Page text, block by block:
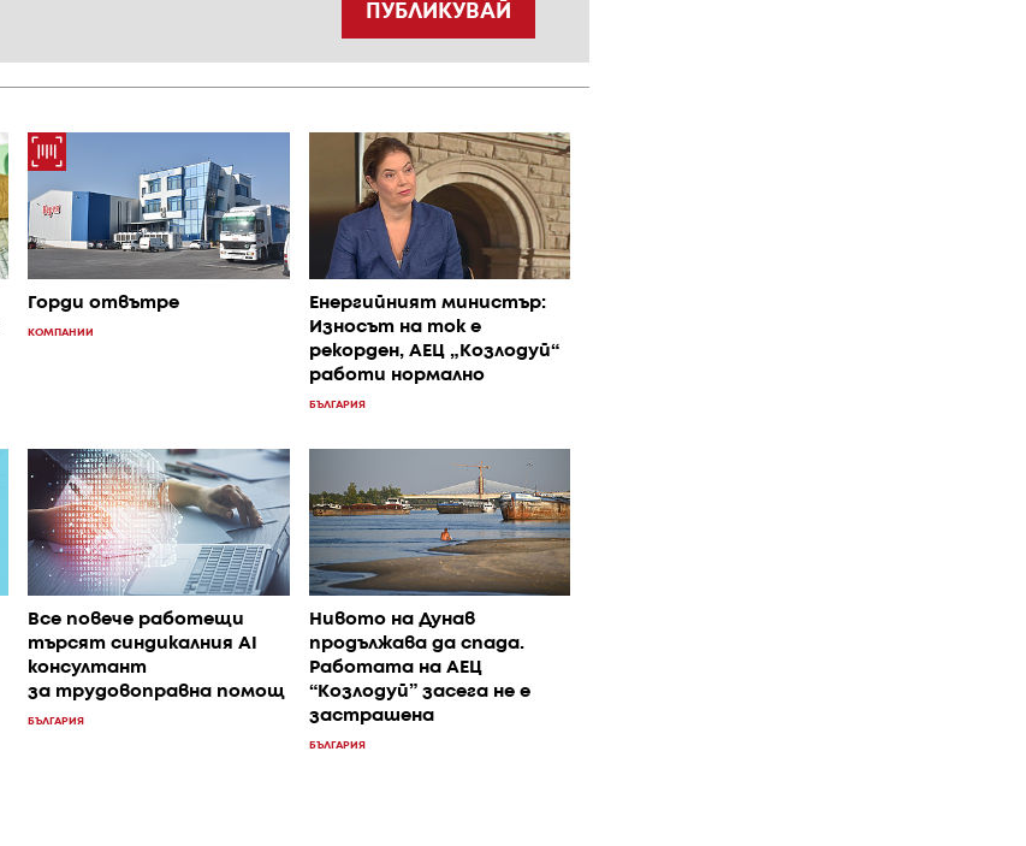
ПУБЛИКУВАЙ
Горди отвътре
КОМПАНИИ
Енергийният министър:
Износът на ток е
рекорден, АЕЦ „Козлодуй“
работи нормално
БЪЛГАРИЯ
Все повече работещи
търсят синдикалния AI
консултант
за трудовоправна помощ
БЪЛГАРИЯ
Нивото на Дунав
продължава да спада.
Работата на АЕЦ
“Козлодуй” засега не е
застрашена
БЪЛГАРИЯ